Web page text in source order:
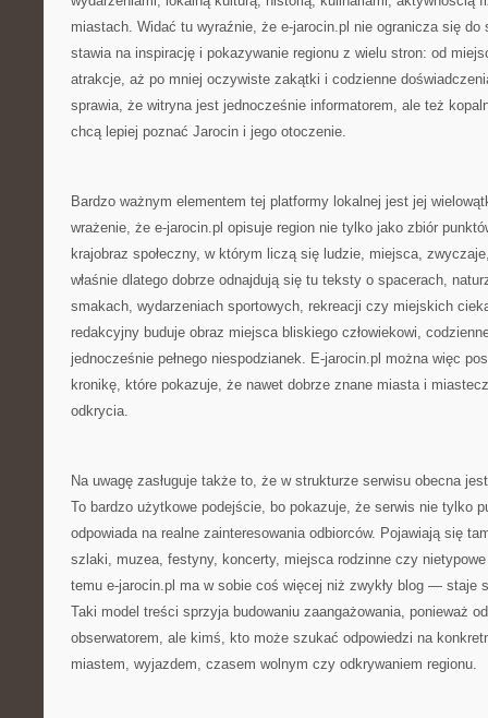
miastach. Widać tu wyraźnie, że e-jarocin.pl nie ogranicza się
stawia na inspirację i pokazywanie regionu z wielu stron: od
atrakcje, aż po mniej oczywiste zakątki i codzienne
sprawia, że witryna jest jednocześnie informatorem, ale też
chcą lepiej poznać Jarocin i jego otoczenie.
Bardzo ważnym elementem tej platformy lokalnej jest jej
wrażenie, że e-jarocin.pl opisuje region nie tylko jako zbiór
krajobraz społeczny, w którym liczą się ludzie, miejsca,
właśnie dlatego dobrze odnajdują się tu teksty o spacerach,
smakach, wydarzeniach sportowych, rekreacji czy miejskich
redakcyjny buduje obraz miejsca bliskiego człowiekowi,
jednocześnie pełnego niespodzianek. E-jarocin.pl można więc
kronikę, które pokazuje, że nawet dobrze znane miasta i
odkrycia.
Na uwagę zasługuje także to, że w strukturze serwisu obecna
To bardzo użytkowe podejście, bo pokazuje, że serwis nie tylko
odpowiada na realne zainteresowania odbiorców. Pojawiają się
szlaki, muzea, festyny, koncerty, miejsca rodzinne czy
temu e-jarocin.pl ma w sobie coś więcej niż zwykły blog — staje
Taki model treści sprzyja budowaniu zaangażowania, ponieważ
obserwatorem, ale kimś, kto może szukać odpowiedzi na
miastem, wyjazdem, czasem wolnym czy odkrywaniem regionu.